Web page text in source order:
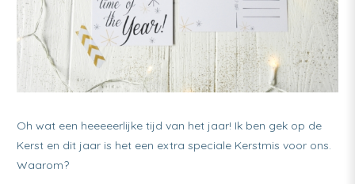
Oh wat een heeeeerlijke tijd van het jaar! Ik ben gek op de
Kerst en dit jaar is het een extra speciale Kerstmis voor ons.
Waarom?